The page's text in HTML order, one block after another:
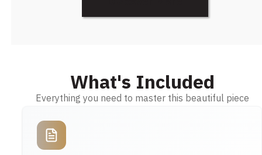
What's Included
Everything you need to master this beautiful piece